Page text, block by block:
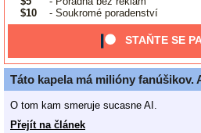
$10
- Soukromé poradenství
STAŇTE SE
Táto kapela má milióny fanúšikov.
O tom kam smeruje sucasne AI.
Přejít na článek